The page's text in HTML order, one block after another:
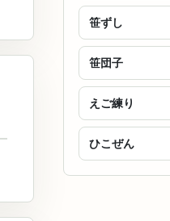
笹ずし
笹団子
えご練り
ひこぜん